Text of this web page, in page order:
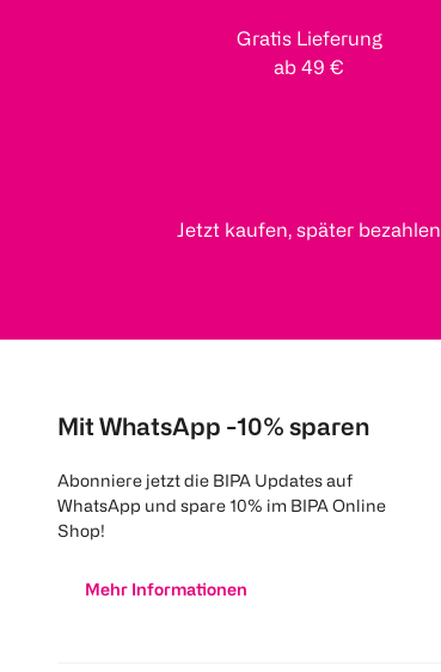
Gratis Lieferung
ab 49 €
Jetzt kaufen, später bezahlen
Mit WhatsApp -10% sparen
Abonniere jetzt die BIPA Updates auf
WhatsApp und spare 10% im BIPA Online
Shop!
Mehr Informationen